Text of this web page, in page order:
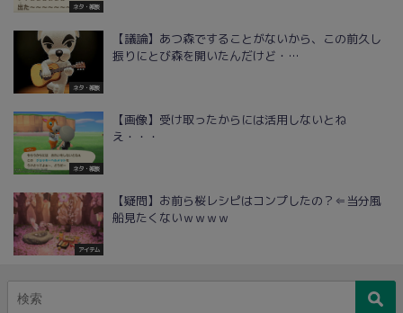
ネタ・雑談
ネタ・雑談
【議論】あつ森ですることがないから、この前久し
振りにとび森を開いたんだけど・…
ネタ・雑談
【画像】受け取ったからには活用しないとね
え・・・
アイテム
【疑問】お前ら桜レシピはコンプしたの？⇐当分風
船見たくないｗｗｗｗ